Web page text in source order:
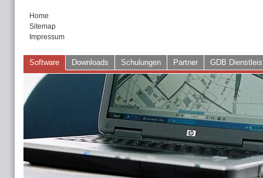
Home
Sitemap
Impressum
Software Downloads Schulungen Partner GDB